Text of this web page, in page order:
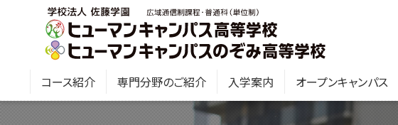
コース紹介 専門分野のご紹介 入学案内 オープンキャンパス